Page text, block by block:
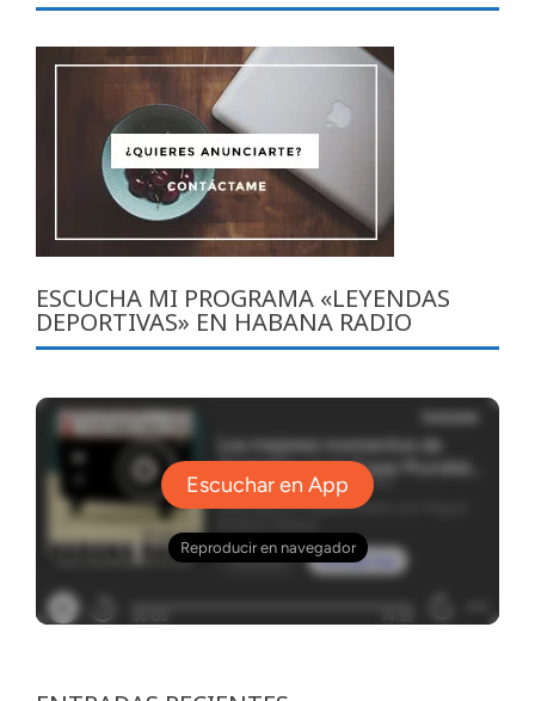
ESCUCHA MI PROGRAMA «LEYENDAS
DEPORTIVAS» EN HABANA RADIO